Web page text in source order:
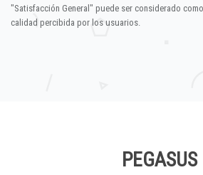
"Satisfacción General" puede ser considerado
calidad percibida por los usuarios.
PEGASUS